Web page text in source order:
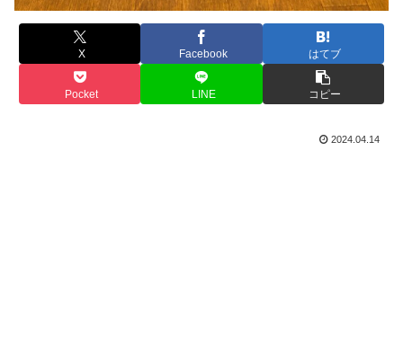
X Facebook はてブ
Pocket LINE コピー
2024.04.14